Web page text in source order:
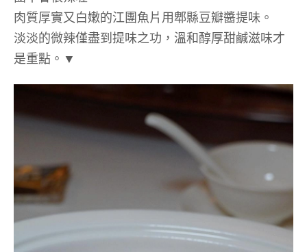
肉質厚實又白嫩的江團魚片用郫縣豆瓣醬提味。
淡淡的微辣僅盡到提味之功，溫和醇厚甜鹹滋味才
是重點。▼